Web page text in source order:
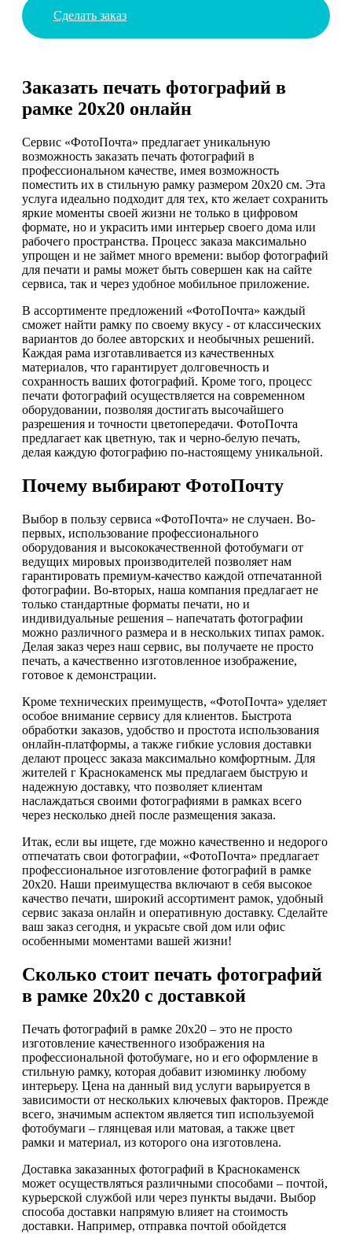
Сделать заказ
Заказать печать фотографий в
рамке 20х20 онлайн
Сервис «ФотоПочта» предлагает уникальную
возможность заказать печать фотографий в
профессиональном качестве, имея возможность
поместить их в стильную рамку размером 20х20 см. Эта
услуга идеально подходит для тех, кто желает сохранить
яркие моменты своей жизни не только в цифровом
формате, но и украсить ими интерьер своего дома или
рабочего пространства. Процесс заказа максимально
упрощен и не займет много времени: выбор фотографий
для печати и рамы может быть совершен как на сайте
сервиса, так и через удобное мобильное приложение.
В ассортименте предложений «ФотоПочта» каждый
сможет найти рамку по своему вкусу - от классических
вариантов до более авторских и необычных решений.
Каждая рама изготавливается из качественных
материалов, что гарантирует долговечность и
сохранность ваших фотографий. Кроме того, процесс
печати фотографий осуществляется на современном
оборудовании, позволяя достигать высочайшего
разрешения и точности цветопередачи. ФотоПочта
предлагает как цветную, так и черно-белую печать,
делая каждую фотографию по-настоящему уникальной.
Почему выбирают ФотоПочту
Выбор в пользу сервиса «ФотоПочта» не случаен. Во-
первых, использование профессионального
оборудования и высококачественной фотобумаги от
ведущих мировых производителей позволяет нам
гарантировать премиум-качество каждой отпечатанной
фотографии. Во-вторых, наша компания предлагает не
только стандартные форматы печати, но и
индивидуальные решения – напечатать фотографии
можно различного размера и в нескольких типах рамок.
Делая заказ через наш сервис, вы получаете не просто
печать, а качественно изготовленное изображение,
готовое к демонстрации.
Кроме технических преимуществ, «ФотоПочта» уделяет
особое внимание сервису для клиентов. Быстрота
обработки заказов, удобство и простота использования
онлайн-платформы, а также гибкие условия доставки
делают процесс заказа максимально комфортным. Для
жителей г Краснокаменск мы предлагаем быструю и
надежную доставку, что позволяет клиентам
наслаждаться своими фотографиями в рамках всего
через несколько дней после размещения заказа.
Итак, если вы ищете, где можно качественно и недорого
отпечатать свои фотографии, «ФотоПочта» предлагает
профессиональное изготовление фотографий в рамке
20х20. Наши преимущества включают в себя высокое
качество печати, широкий ассортимент рамок, удобный
сервис заказа онлайн и оперативную доставку. Сделайте
ваш заказ сегодня, и украсьте свой дом или офис
особенными моментами вашей жизни!
Сколько стоит печать фотографий
в рамке 20х20 с доставкой
Печать фотографий в рамке 20х20 – это не просто
изготовление качественного изображения на
профессиональной фотобумаге, но и его оформление в
стильную рамку, которая добавит изюминку любому
интерьеру. Цена на данный вид услуги варьируется в
зависимости от нескольких ключевых факторов. Прежде
всего, значимым аспектом является тип используемой
фотобумаги – глянцевая или матовая, а также цвет
рамки и материал, из которого она изготовлена.
Доставка заказанных фотографий в Краснокаменск
может осуществляться различными способами – почтой,
курьерской службой или через пункты выдачи. Выбор
способа доставки напрямую влияет на стоимость
доставки. Например, отправка почтой обойдется